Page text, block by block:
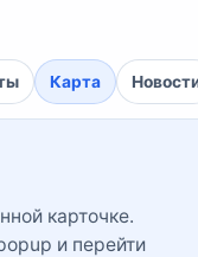
Карта
карточке.
и перейти